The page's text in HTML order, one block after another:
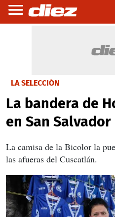
LA SELECCIÓN
La bandera de
en San Salvador
La camisa de la Bicolor la
las afueras del Cuscatlán.